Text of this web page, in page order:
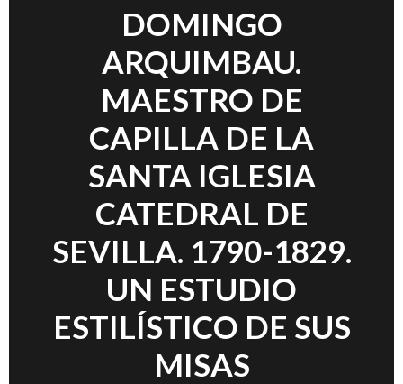
DOMINGO
ARQUIMBAU.
MAESTRO DE
CAPILLA DE LA
SANTA IGLESIA
CATEDRAL DE
SEVILLA. 1790-1829.
UN ESTUDIO
ESTILÍSTICO DE SUS
MISAS